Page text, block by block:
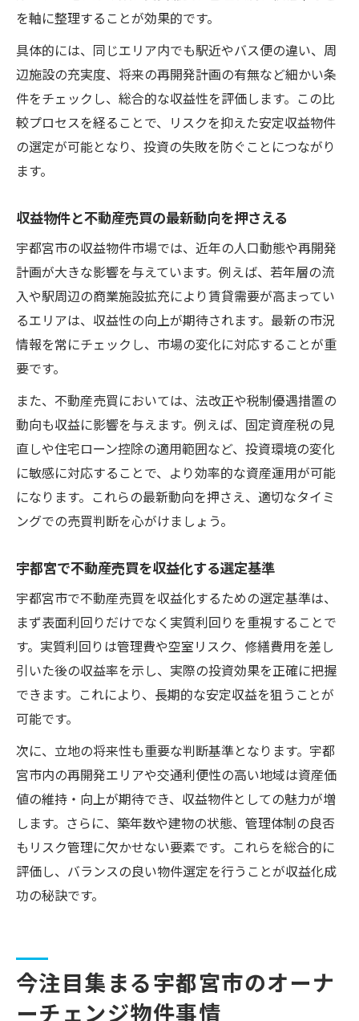
不動産売買で長期安定収益を得るマンショ
ン選び
一棟マンション運用と不動産売買の実践ポ
イント
宇都宮市で未来価値を見抜く不動産売買の極意
性
不動産売買で見落とせない未来価値の判断
法
宇都宮市の収益物件で資産価値を高める方
法
不動産売買の成功は未来価値の見極めが鍵
を軸に整理することが効果的です。
具体的には、同じエリア内でも駅近やバス便の違い、周
辺施設の充実度、将来の再開発計画の有無など細かい条
件をチェックし、総合的な収益性を評価します。この比
較プロセスを経ることで、リスクを抑えた安定収益物件
の選定が可能となり、投資の失敗を防ぐことにつながり
ます。
収益物件と不動産売買の最新動向を押さえる
宇都宮市の収益物件市場では、近年の人口動態や再開発
計画が大きな影響を与えています。例えば、若年層の流
入や駅周辺の商業施設拡充により賃貸需要が高まってい
るエリアは、収益性の向上が期待されます。最新の市況
情報を常にチェックし、市場の変化に対応することが重
要です。
また、不動産売買においては、法改正や税制優遇措置の
動向も収益に影響を与えます。例えば、固定資産税の見
直しや住宅ローン控除の適用範囲など、投資環境の変化
に敏感に対応することで、より効率的な資産運用が可能
になります。これらの最新動向を押さえ、適切なタイミ
ングでの売買判断を心がけましょう。
宇都宮で不動産売買を収益化する選定基準
宇都宮市で不動産売買を収益化するための選定基準は、
まず表面利回りだけでなく実質利回りを重視することで
す。実質利回りは管理費や空室リスク、修繕費用を差し
引いた後の収益率を示し、実際の投資効果を正確に把握
できます。これにより、長期的な安定収益を狙うことが
可能です。
次に、立地の将来性も重要な判断基準となります。宇都
宮市内の再開発エリアや交通利便性の高い地域は資産価
値の維持・向上が期待でき、収益物件としての魅力が増
します。さらに、築年数や建物の状態、管理体制の良否
もリスク管理に欠かせない要素です。これらを総合的に
評価し、バランスの良い物件選定を行うことが収益化成
功の秘訣です。
今注目集まる宇都宮市のオーナ